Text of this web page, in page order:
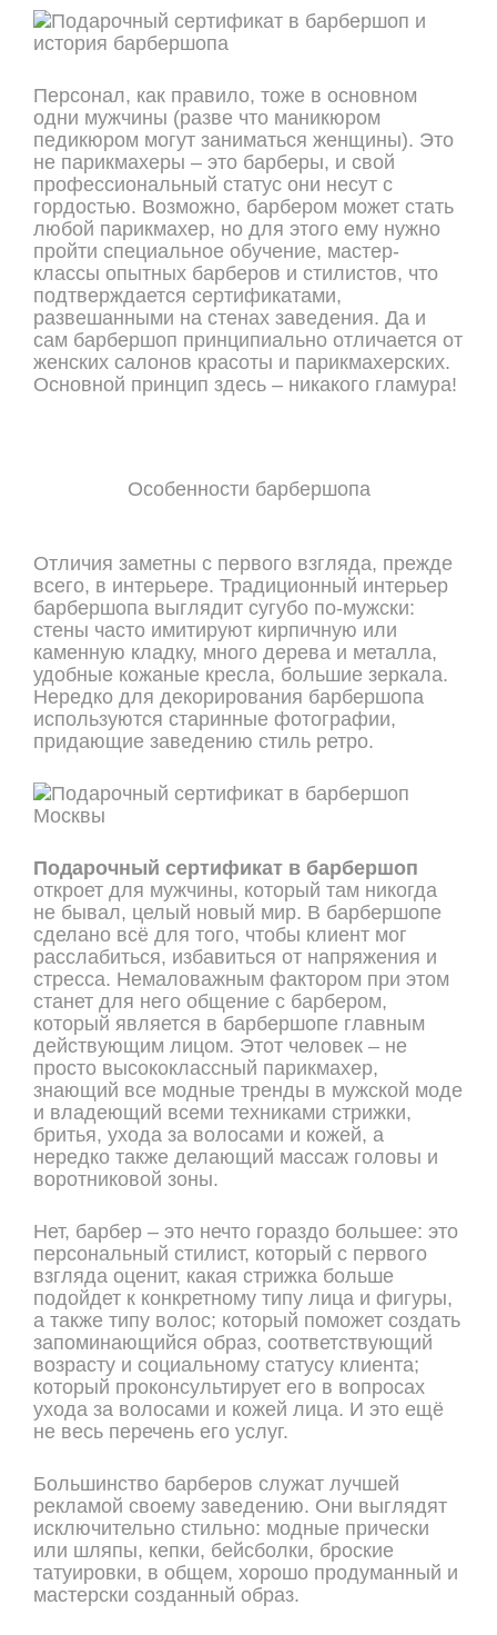
Персонал, как правило, тоже в основном
одни мужчины (разве что маникюром
педикюром могут заниматься женщины). Это
не парикмахеры – это барберы, и свой
профессиональный статус они несут с
гордостью. Возможно, барбером может стать
любой парикмахер, но для этого ему нужно
пройти специальное обучение, мастер-
классы опытных барберов и стилистов, что
подтверждается сертификатами,
развешанными на стенах заведения. Да и
сам барбершоп принципиально отличается от
женских салонов красоты и парикмахерских.
Основной принцип здесь – никакого гламура!
Особенности барбершопа
Отличия заметны с первого взгляда, прежде
всего, в интерьере. Традиционный интерьер
барбершопа выглядит сугубо по-мужски:
стены часто имитируют кирпичную или
каменную кладку, много дерева и металла,
удобные кожаные кресла, большие зеркала.
Нередко для декорирования барбершопа
используются старинные фотографии,
придающие заведению стиль ретро.
Подарочный сертификат в барбершоп
откроет для мужчины, который там никогда
не бывал, целый новый мир. В барбершопе
сделано всё для того, чтобы клиент мог
расслабиться, избавиться от напряжения и
стресса. Немаловажным фактором при этом
станет для него общение с барбером,
который является в барбершопе главным
действующим лицом. Этот человек – не
просто высококлассный парикмахер,
знающий все модные тренды в мужской моде
и владеющий всеми техниками стрижки,
бритья, ухода за волосами и кожей, а
нередко также делающий массаж головы и
воротниковой зоны.
Нет, барбер – это нечто гораздо большее: это
персональный стилист, который с первого
взгляда оценит, какая стрижка больше
подойдет к конкретному типу лица и фигуры,
а также типу волос; который поможет создать
запоминающийся образ, соответствующий
возрасту и социальному статусу клиента;
который проконсультирует его в вопросах
ухода за волосами и кожей лица. И это ещё
не весь перечень его услуг.
Большинство барберов служат лучшей
рекламой своему заведению. Они выглядят
исключительно стильно: модные прически
или шляпы, кепки, бейсболки, броские
татуировки, в общем, хорошо продуманный и
мастерски созданный образ.